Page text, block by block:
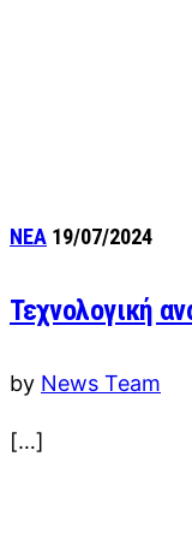
ΝΕΑ 19/07/2024
Τεχνολογική
by News Team
[…]